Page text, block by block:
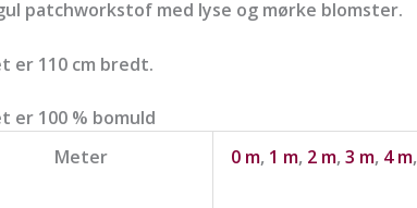
patchworkstof med lyse og mørke blomster.
er 110 cm bredt.
er 100 % bomuld
Meter
0 m, 1 m, 2 m, 3 m, 4 m,